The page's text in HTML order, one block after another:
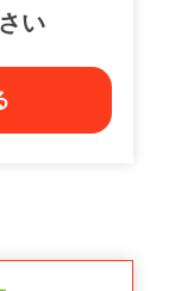
い